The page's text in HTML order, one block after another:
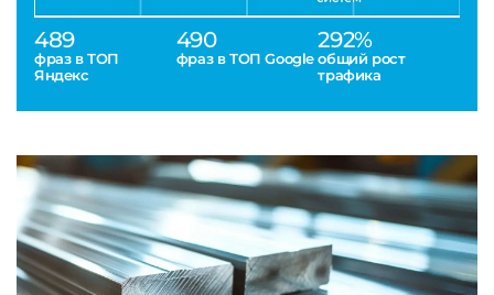
489
фраз в ТОП
Яндекс
490
фраз в ТОП Google
292%
общий рост
трафика